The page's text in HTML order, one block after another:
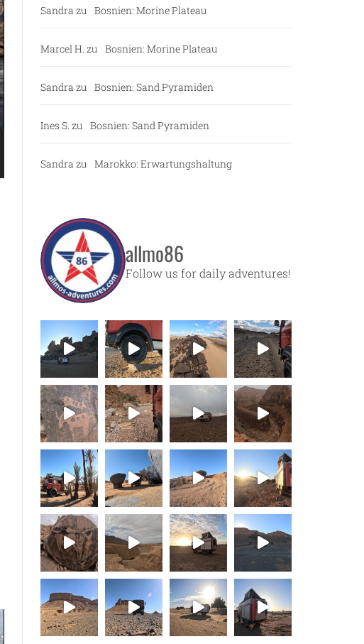
Sandra zu Bosnien: Morine Plateau
Marcel H. zu Bosnien: Morine Plateau
Sandra zu Bosnien: Sand Pyramiden
Ines S. zu Bosnien: Sand Pyramiden
Sandra zu Marokko: Erwartungshaltung
allmo86
Follow us for daily adventures!